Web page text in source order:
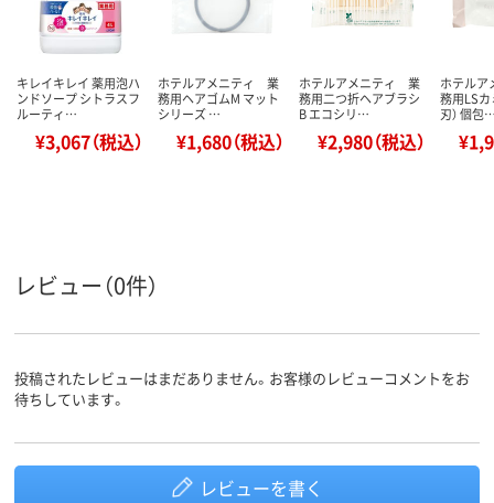
キレイキレイ 薬用泡ハ
ンドソープ シトラスフ
ルーティ…
¥3,067（税込）
ホテルアメニティ 業
務用ヘアゴムM マット
シリーズ …
¥1,680（税込）
ホテルアメニティ 業
務用二つ折ヘアブラシ
B エコシリ…
¥2,980（税込）
ホテル
務用LSカ
刃） 個包
レビュー（0件）
投稿されたレビューはまだありません。お客様のレビューコメントをお
待ちしています。
レビューを書く